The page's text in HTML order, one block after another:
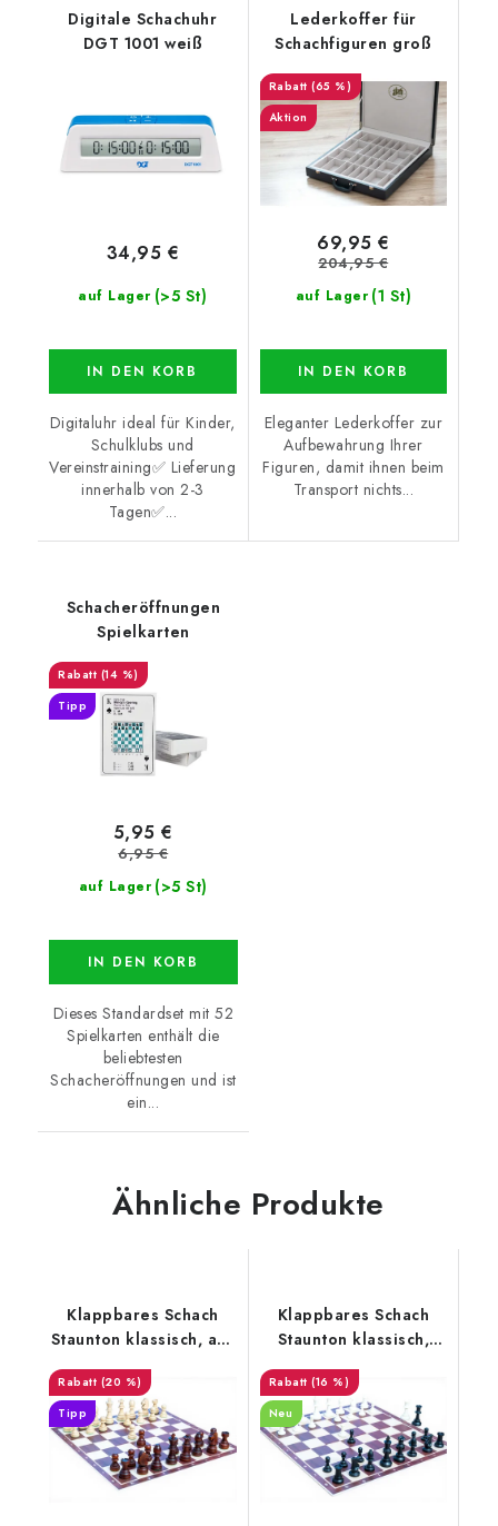
Digitale Schachuhr
DGT 1001 weiß
auf Lager (>5 St)
34,95 €
IN DEN KORB
Digitaluhr ideal für Kinder,
Schulklubs und
Vereinstraining✅ Lieferung
innerhalb von 2-3
Tagen✅...
Lederkoffer für
Schachfiguren groß
(65 %)
Aktion
auf Lager (1 St)
69,95 €
204,95 €
IN DEN KORB
Eleganter Lederkoffer zur
Aufbewahrung Ihrer
Figuren, damit ihnen beim
Transport nichts...
Schacheröffnungen
Spielkarten
(14 %)
Tipp
auf Lager (>5 St)
5,95 €
6,95 €
IN DEN KORB
Dieses Standardset mit 52
Spielkarten enthält die
beliebtesten
Schacheröffnungen und ist
ein...
Ähnliche Produkte
Klappbares Schach
Staunton klassisch, aus
(20 %)
Tipp
Klappbares Schach
Staunton klassisch,
(16 %)
Neu